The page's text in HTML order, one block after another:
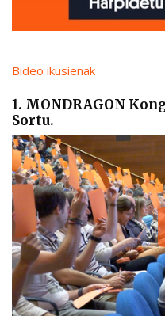
Bideo ikusienak
1. MONDRAGON
Sortu.